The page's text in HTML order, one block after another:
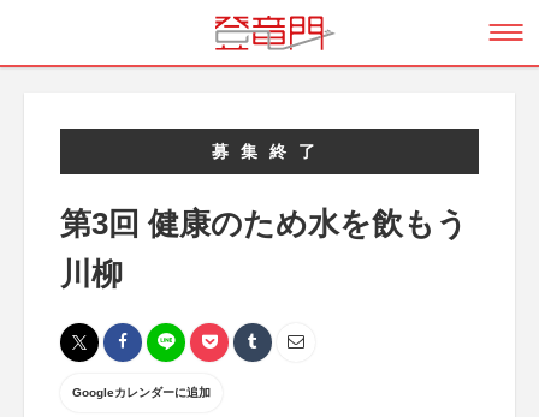
募集終了
第3回 健康のため水を飲もう
川柳
Googleカレンダーに追加